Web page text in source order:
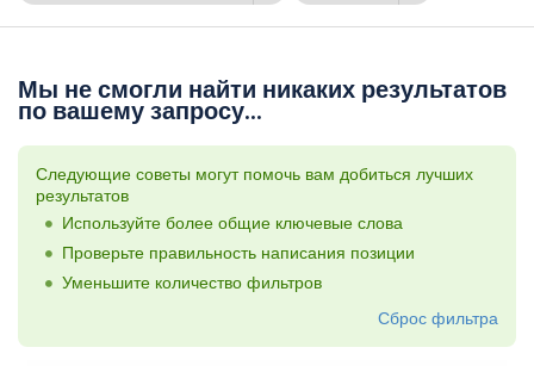
Мы не смогли найти никаких результатов
по вашему запросу...
Следующие советы могут помочь вам добиться лучших
результатов
Используйте более общие ключевые слова
Проверьте правильность написания позиции
Уменьшите количество фильтров
Сброс фильтра